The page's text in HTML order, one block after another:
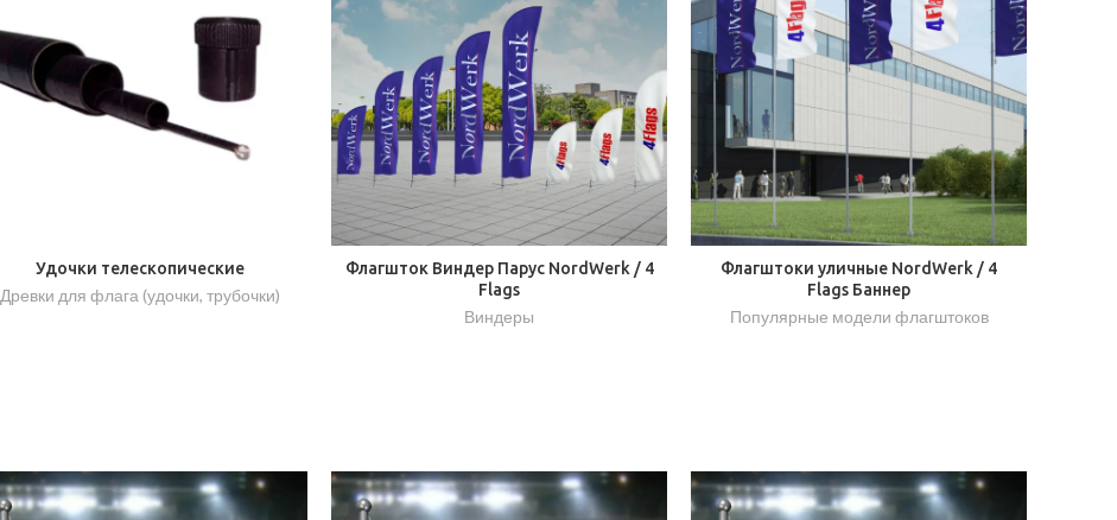
Удочки телескопические
Древки для флага (удочки, трубочки)
Флагшток Виндер Парус NordWerk / 4
Flags
Виндеры
Флагштоки уличные NordWerk / 4
Flags Баннер
Популярные модели флагштоков